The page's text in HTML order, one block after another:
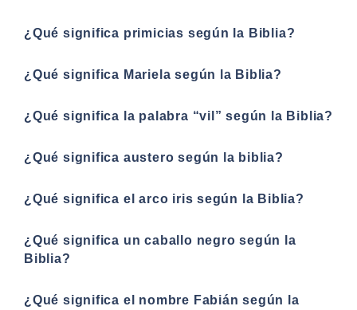
¿Qué significa primicias según la Biblia?
¿Qué significa Mariela según la Biblia?
¿Qué significa la palabra “vil” según la Biblia?
¿Qué significa austero según la biblia?
¿Qué significa el arco iris según la Biblia?
¿Qué significa un caballo negro según la
Biblia?
¿Qué significa el nombre Fabián según la